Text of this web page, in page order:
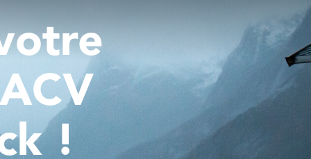
e
!